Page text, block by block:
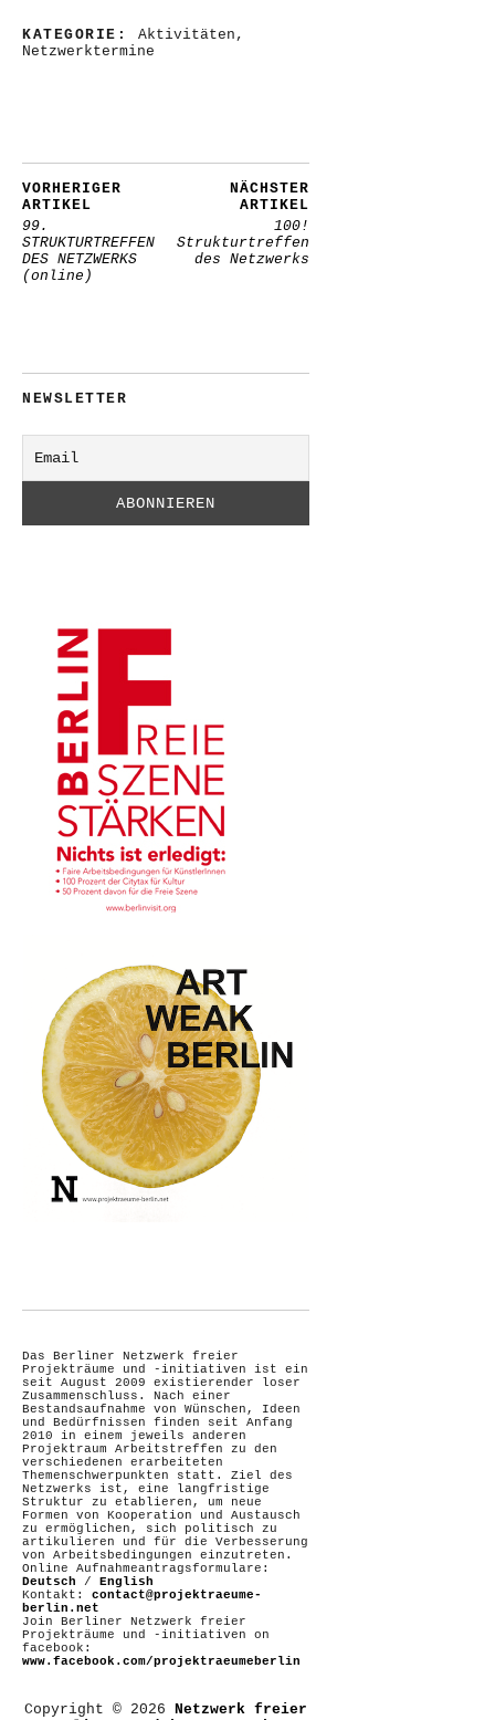
KATEGORIE: Aktivitäten ,
Netzwerktermine
VORHERIGER
ARTIKEL
99.
STRUKTURTREFFEN
DES NETZWERKS
(online)
NÄCHSTER
ARTIKEL
100!
Strukturtreffen
des Netzwerks
NEWSLETTER
Das Berliner Netzwerk freier
Projekträume und -initiativen ist ein
seit August 2009 existierender loser
Zusammenschluss. Nach einer
Bestandsaufnahme von Wünschen, Ideen
und Bedürfnissen finden seit Anfang
2010 in einem jeweils anderen
Projektraum Arbeitstreffen zu den
verschiedenen erarbeiteten
Themenschwerpunkten statt. Ziel des
Netzwerks ist, eine langfristige
Struktur zu etablieren, um neue
Formen von Kooperation und Austausch
zu ermöglichen, sich politisch zu
artikulieren und für die Verbesserung
von Arbeitsbedingungen einzutreten.
Online Aufnahmeantragsformulare:
Deutsch / English
Kontakt: contact@projektraeume-
berlin.net
Join Berliner Netzwerk freier
Projekträume und -initiativen on
facebook:
www.facebook.com/projektraeumeberlin
Copyright © 2026 Netzwerk freier